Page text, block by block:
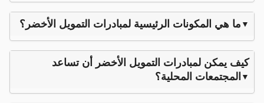
ما هي المكونات الرئيسية لمبادرات التمويل الأخضر؟
كيف يمكن لمبادرات التمويل الأخضر أن تساعد
المجتمعات المحلية؟